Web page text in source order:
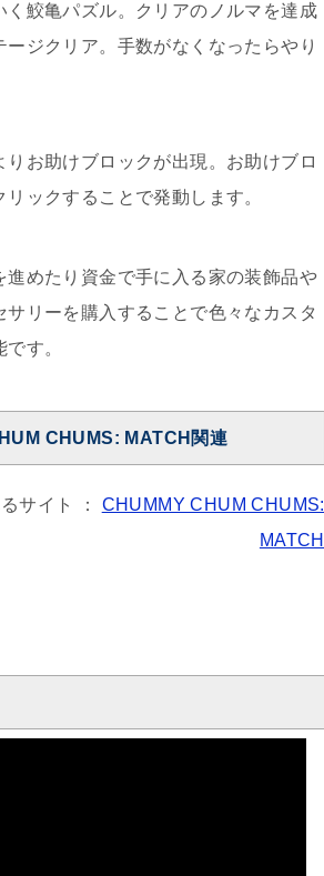
く鮫亀パズル。クリアのノルマを達成
ージクリア。手数がなくなったらやり
りお助けブロックが出現。お助けブロ
リックすることで発動します。
進めたり資金で手に入る家の装飾品や
サリーを購入することで色々なカスタ
す。
CHUMS: MATCH関連
サイト ： CHUMMY CHUM CHUMS:
MATCH